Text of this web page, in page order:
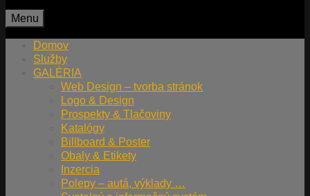
Menu
Domov
Služby
GALÉRIA
Web Design – tvorba stránok
Logo & Design
Prospekty & Tlačoviny
Katalógy
Billboard & Poster
Obaly & Etikety
Inzercia
Polepy – autá, výklady …